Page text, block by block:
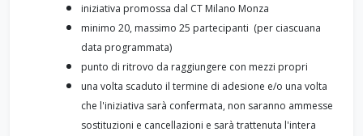
iniziativa promossa dal CT Milano Monza
minimo 20, massimo 25 partecipanti (per ciascuana
data programmata)
punto di ritrovo da raggiungere con mezzi propri
una volta scaduto il termine di adesione e/o una volta
che l'iniziativa sarà confermata, non saranno ammesse
sostituzioni e cancellazioni e sarà trattenuta l'intera